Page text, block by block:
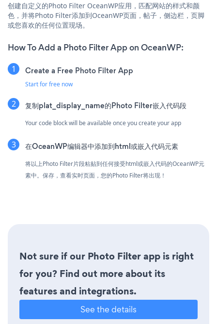
创建自定义的Photo Filter OceanWP应用，匹配网站的样式和颜
色，并将Photo Filter添加到OceanWP页面，帖子，侧边栏，页脚
或您喜欢的任何位置现场。
How To Add a Photo Filter App on OceanWP:
Create a Free Photo Filter App
Start for free now
复制plat_display_name的Photo Filter嵌入代码段
Your code block will be available once you create your app
在OceanWP编辑器中添加到html或嵌入代码元素
将以上Photo Filter片段粘贴到任何接受html或嵌入代码的OceanWP元
素中。保存，查看实时页面，您的Photo Filter将出现！
Not sure if our Photo Filter app is right
for you? Find out more about its
features and integrations.
See the details